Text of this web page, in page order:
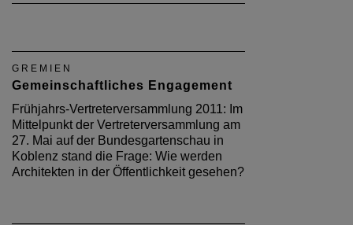
GREMIEN
Gemeinschaftliches Engagement
Frühjahrs-Vertreterversammlung 2011: Im
Mittelpunkt der Vertreterversammlung am
27. Mai auf der Bundesgartenschau in
Koblenz stand die Frage: Wie werden
Architekten in der Öffentlichkeit gesehen?